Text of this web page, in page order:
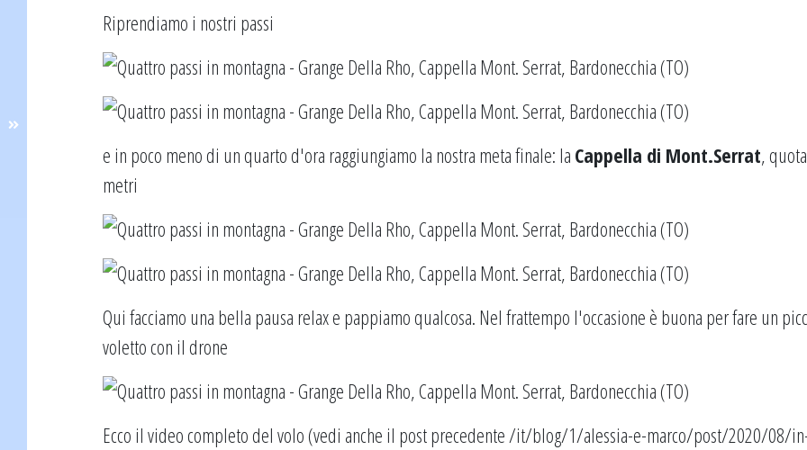
Riprendiamo i nostri passi
e in poco meno di un quarto d'ora raggiungiamo la nostra meta finale: la Cappella di Mont.Serrat,
metri
Qui facciamo una bella pausa relax e pappiamo qualcosa. Nel frattempo l'occasione è buona per fare un
voletto con il drone
Ecco il video completo del volo (vedi anche il post precedente/it/blog/1/alessia-e-marco/post/2020/08/